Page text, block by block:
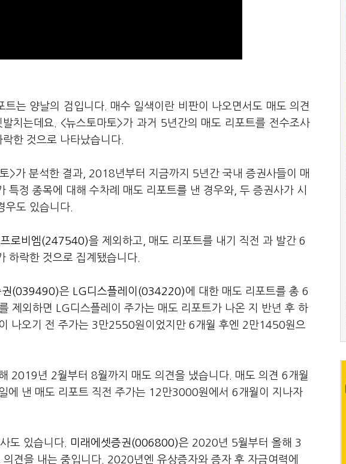
는 양날의 검입니다. 매수 일색이란 비판이 나오면서도 매도 의견
치는데요. <뉴스토마토>가 과거 5년간의 매도 리포트를 전수조사
한 것으로 나타났습니다.
>가 분석한 결과, 2018년부터 지금까지 5년간 국내 증권사들이 매
정 종목에 대해 수차례 매도 리포트를 낸 경우와, 두 증권사가 시
우도 있습니다.
프로비엠(247540)을 제외하고, 매도 리포트를 내기 직전 과 발간 6
하락한 것으로 집계됐습니다.
권(039490)은 LG디스플레이(034220)에 대한 매도 리포트를 총 6
제외하면 LG디스플레이 주가는 매도 리포트가 나온 지 반년 후 하
나오기 전 주가는 3만2550원이었지만 6개월 후엔 2만1450원으
2019년 2월부터 8월까지 매도 의견을 냈습니다. 매도 의견 6개월
에 낸 매도 리포트 직전 주가는 12만3000원에서 6개월이 지나자
도 있습니다. 미래에셋증권(006800)은 2020년 5월부터 올해 3
의견을 내는 중입니다. 2020년엔 유상증자와 증자 후 자금여력에